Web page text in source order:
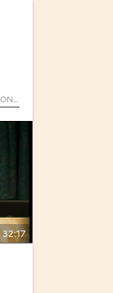
POLITIQUES PUBLIQUES ET PRATIQUES PROFESSIONNELLES FACE AUX INÉGALITÉS SOCIALES DE SANTÉ (COLLOQUE INTERNATIONAL)
32:17